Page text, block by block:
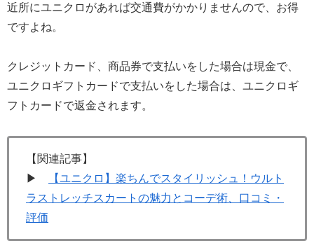
近所にユニクロがあれば交通費がかかりませんので、お得
ですよね。
クレジットカード、商品券で支払いをした場合は現金で、
ユニクロギフトカードで支払いをした場合は、ユニクロギ
フトカードで返金されます。
【関連記事】
▶
【ユニクロ】楽ちんでスタイリッシュ！ウルト
ラストレッチスカートの魅力とコーデ術、口コミ・
評価